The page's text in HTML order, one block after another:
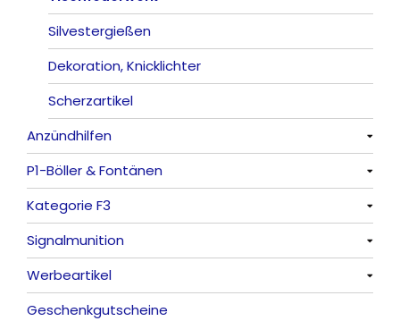
Silvestergießen
Dekoration, Knicklichter
Scherzartikel
Anzündhilfen
Alle anzeigen
P1-Böller & Fontänen
Alle anzeigen
Kategorie F3
Alle anzeigen
Signalmunition
Alle anzeigen
Platzpatronen
Werbeartikel
Alle anzeigen
Geschenkgutscheine